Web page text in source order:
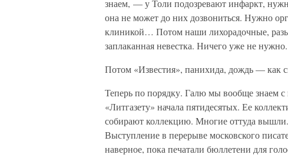
знаем, — у Толи подозревают инфаркт,
она не может до них дозвониться. Нужно
клиникой… Потом наши лихорадочные,
заплаканная невестка. Ничего уже не
Потом «Известия», панихида, дождь — как
Теперь по порядку. Галю мы вообще знаем
«Литгазету» начала пятидесятых. Ее
собирают коллекцию. Многие оттуда
Выступление в перерыве московского
наверное, пока печатали бюллетени для